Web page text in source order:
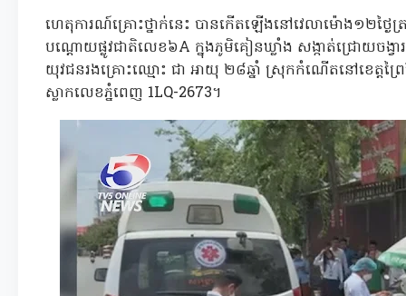
ហេតុការណ៍គ្រោះថ្នាក់នេះ បានកើតឡើងនៅវេលាម៉ោង១២ថ្ងៃ
បណ្តោយផ្លូវជាតិលេខ៦A ក្នុងភូមិគៀនឃ្លាំង សង្កាត់ជ្រោយចង្វា
យុវជនរងគ្រោះឈ្មោះ ជា អាយុ ២៨ឆ្នាំ ស្រុកកំណើតនៅខេត្ត
ស្លាកលេខភ្នំពេញ 1LQ-2673។